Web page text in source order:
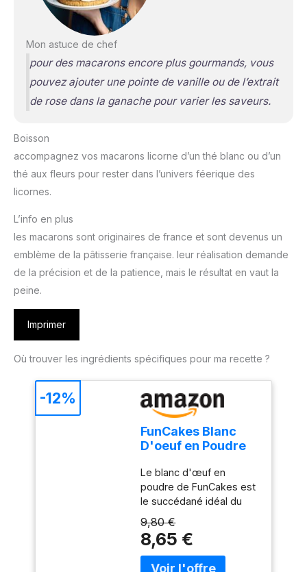
Mon astuce de chef
pour des macarons encore plus gourmands, vous
pouvez ajouter une pointe de vanille ou de l’extrait
de rose dans la ganache pour varier les saveurs.
Boisson
accompagnez vos macarons licorne d’un thé blanc ou d’un
thé aux fleurs pour rester dans l’univers féerique des
licornes.
L’info en plus
les macarons sont originaires de france et sont devenus un
emblème de la pâtisserie française. leur réalisation demande
de la précision et de la patience, mais le résultat en vaut la
peine.
Imprimer
Où trouver les ingrédients spécifiques pour ma recette ?
FunCakes Blanc
D'oeuf en Poudre
125 g: Remplace
les blancs d'œufs
crus dans toutes
vos recettes – Idéal
pour la préparation
de glaçage royal -
125 Grammes
Le blanc d'œuf en
poudre de FunCakes est
le succédané idéal du
blanc d'œuf frais ! Il
convient à merveille à la
préparation du glaçage
royal. Il suffit de mélanger
9,80 €
8,65 €
-12%